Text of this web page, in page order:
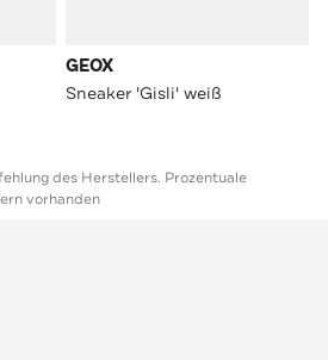
GEOX
Sneaker 'Gisli' weiß
des Herstellers. Prozentuale
vorhanden